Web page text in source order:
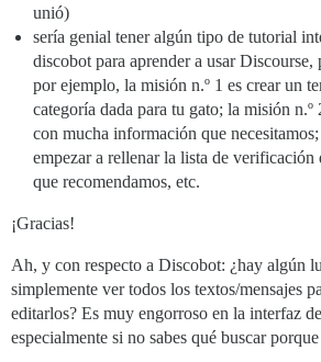
unió)
sería genial tener algún tipo de tutorial
discobot para aprender a usar Discourse,
por ejemplo, la misión n.º 1 es crear un
categoría dada para tu gato; la misión
con mucha información que
empezar a rellenar la lista de verificación
que recomendamos, etc.
¡Gracias!
Ah, y con respecto a Discobot: ¿hay algún
simplemente ver todos los textos/mensajes
editarlos? Es muy engorroso en la interfaz
especialmente si no sabes qué buscar